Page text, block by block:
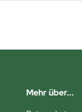
Mehr über...